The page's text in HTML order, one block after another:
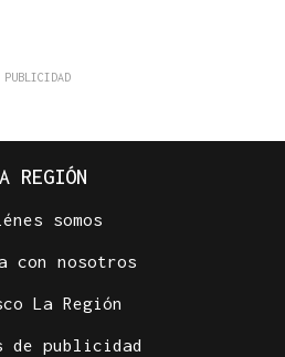
REGIÓN
somos
con nosotros
La Región
de publicidad